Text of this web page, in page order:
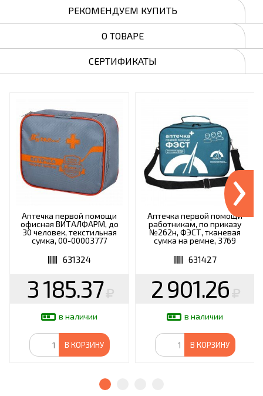
РЕКОМЕНДУЕМ КУПИТЬ
О ТОВАРЕ
СЕРТИФИКАТЫ
Аптечка первой помощи
офисная ВИТАЛФАРМ, до
30 человек, текстильная
сумка, 00-00003777
631324
3 185.37
в наличии
В КОРЗИНУ
Аптечка первой помощи
работникам, по приказу
№262н, ФЭСТ, тканевая
сумка на ремне, 3769
631427
2 901.26
в наличии
В КОРЗИНУ
›